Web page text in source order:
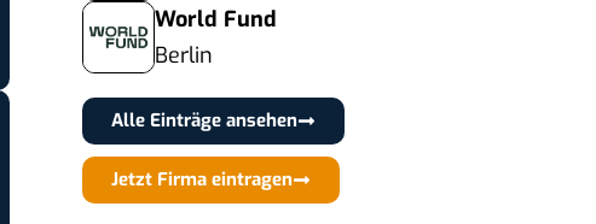
World Fund
Berlin
Alle Einträge ansehen
Jetzt Firma eintragen